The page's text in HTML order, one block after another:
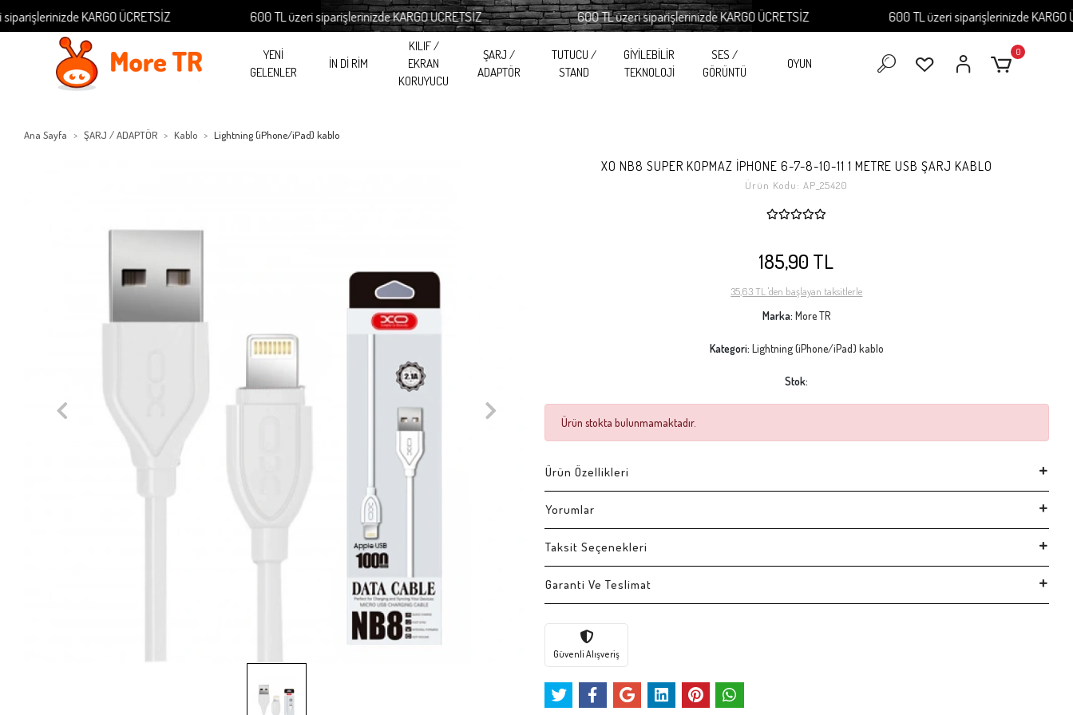
KARGO ÜCRETSİZ 600 TL üzeri siparişlerinizde KARGO ÜCRETSİZ 600 TL üzeri siparişlerinizde KARGO ÜCRETSİZ 600 TL üzeri siparişlerinizde KARGO
YENİ
GELENLER
İN Dİ RİM
KILIF /
EKRAN
KORUYUCU
ŞARJ /
ADAPTÖR
TUTUCU /
STAND
GİYİLEBİLİR
TEKNOLOJİ
SES /
GÖRÜNTÜ
OYUN
0
Ana Sayfa ŞARJ / ADAPTÖR Kablo Lightning (iPhone/iPad) kablo
XO NB8 SUPER KOPMAZ İPHONE 6-7-8-10-11 1 METRE USB ŞARJ KABLO
Ürün Kodu:AP_25420
185,90 TL
35,63 TL 'den başlayan taksitlerle
Marka:More TR
Kategori: Lightning (iPhone/iPad) kablo
Stok:
Ürün stokta bulunmamaktadır.
Ürün Özellikleri
Yorumlar
Taksit Seçenekleri
Garanti Ve Teslimat
Güvenli Alışveriş